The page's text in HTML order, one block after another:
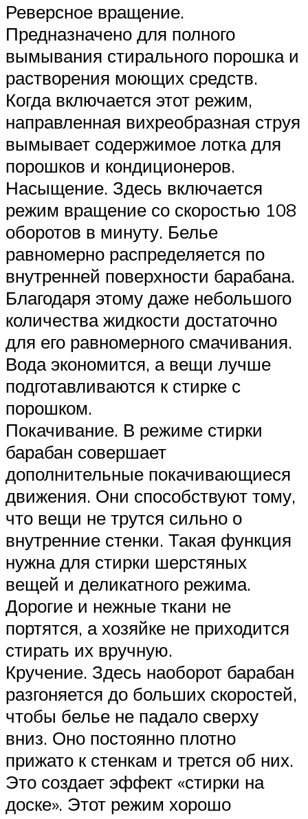
Реверсное вращение.
Предназначено для полного
вымывания стирального порошка и
растворения моющих средств.
Когда включается этот режим,
направленная вихреобразная струя
вымывает содержимое лотка для
порошков и кондиционеров.
Насыщение. Здесь включается
режим вращение со скоростью 108
оборотов в минуту. Белье
равномерно распределяется по
внутренней поверхности барабана.
Благодаря этому даже небольшого
количества жидкости достаточно
для его равномерного смачивания.
Вода экономится, а вещи лучше
подготавливаются к стирке с
порошком.
Покачивание. В режиме стирки
барабан совершает
дополнительные покачивающиеся
движения. Они способствуют тому,
что вещи не трутся сильно о
внутренние стенки. Такая функция
нужна для стирки шерстяных
вещей и деликатного режима.
Дорогие и нежные ткани не
портятся, а хозяйке не приходится
стирать их вручную.
Кручение. Здесь наоборот барабан
разгоняется до больших скоростей,
чтобы белье не падало сверху
вниз. Оно постоянно плотно
прижато к стенкам и трется об них.
Это создает эффект «стирки на
доске». Этот режим хорошо